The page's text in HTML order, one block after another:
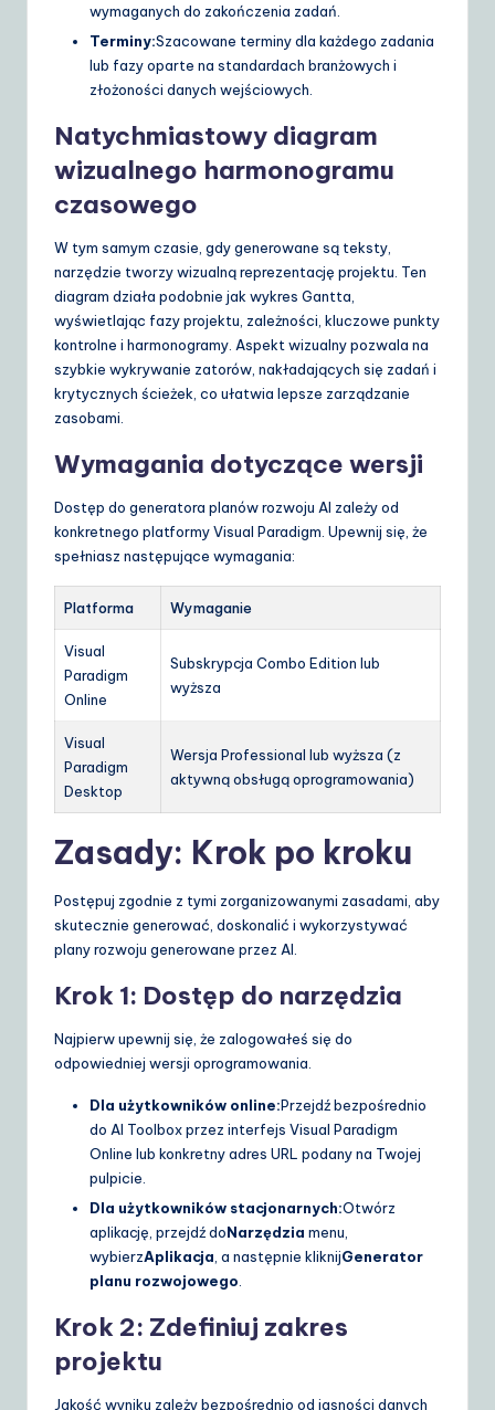
wymaganych do zakończenia zadań.
Terminy:Szacowane terminy dla każdego zadania
lub fazy oparte na standardach branżowych i
złożoności danych wejściowych.
Natychmiastowy diagram
wizualnego harmonogramu
czasowego
W tym samym czasie, gdy generowane są teksty,
narzędzie tworzy wizualną reprezentację projektu. Ten
diagram działa podobnie jak wykres Gantta,
wyświetlając fazy projektu, zależności, kluczowe punkty
kontrolne i harmonogramy. Aspekt wizualny pozwala na
szybkie wykrywanie zatorów, nakładających się zadań i
krytycznych ścieżek, co ułatwia lepsze zarządzanie
zasobami.
Wymagania dotyczące wersji
Dostęp do generatora planów rozwoju AI zależy od
konkretnego platformy Visual Paradigm. Upewnij się, że
spełniasz następujące wymagania:
Platforma Wymaganie
Visual
Paradigm
Online
Subskrypcja Combo Edition lub
wyższa
Visual
Paradigm
Desktop
Wersja Professional lub wyższa (z
aktywną obsługą oprogramowania)
Zasady: Krok po kroku
Postępuj zgodnie z tymi zorganizowanymi zasadami, aby
skutecznie generować, doskonalić i wykorzystywać
plany rozwoju generowane przez AI.
Krok 1: Dostęp do narzędzia
Najpierw upewnij się, że zalogowałeś się do
odpowiedniej wersji oprogramowania.
Dla użytkowników online:Przejdź bezpośrednio
do AI Toolbox przez interfejs Visual Paradigm
Online lub konkretny adres URL podany na Twojej
pulpicie.
Dla użytkowników stacjonarnych:Otwórz
aplikację, przejdź doNarzędzia menu,
wybierzAplikacja , a następnie kliknijGenerator
planu rozwojowego
Krok 2: Zdefiniuj zakres
projektu
Jakość wyniku zależy bezpośrednio od jasności danych